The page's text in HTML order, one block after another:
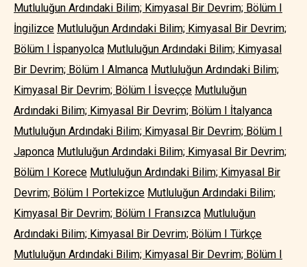
Mutluluğun Ardındaki Bilim; Kimyasal Bir Devrim; Bölüm I
İngilizce Mutluluğun Ardındaki Bilim; Kimyasal Bir Devrim;
Bölüm I İspanyolca Mutluluğun Ardındaki Bilim; Kimyasal
Bir Devrim; Bölüm I Almanca Mutluluğun Ardındaki Bilim;
Kimyasal Bir Devrim; Bölüm I İsveççe Mutluluğun
Ardındaki Bilim; Kimyasal Bir Devrim; Bölüm I İtalyanca
Mutluluğun Ardındaki Bilim; Kimyasal Bir Devrim; Bölüm I
Japonca Mutluluğun Ardındaki Bilim; Kimyasal Bir Devrim;
Bölüm I Korece Mutluluğun Ardındaki Bilim; Kimyasal Bir
Devrim; Bölüm I Portekizce Mutluluğun Ardındaki Bilim;
Kimyasal Bir Devrim; Bölüm I Fransızca Mutluluğun
Ardındaki Bilim; Kimyasal Bir Devrim; Bölüm I Türkçe
Mutluluğun Ardındaki Bilim; Kimyasal Bir Devrim; Bölüm I